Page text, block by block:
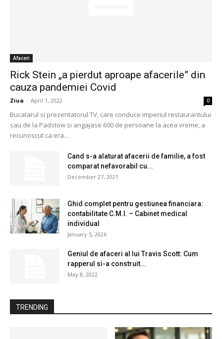
Afaceri
Rick Stein „a pierdut aproape afacerile” din
cauza pandemiei Covid
Ziua - April 1, 2022 0
Bucatarul si prezentatorul TV, care conduce imperiul restaurantului
sau de la Padstow si angajase 600 de persoane la acea vreme, a
recunoscut ca era...
Cand s-a alaturat afacerii de familie, a fost
comparat nefavorabil cu...
December 27, 2021
Ghid complet pentru gestiunea financiara:
contabilitate C.M.I. – Cabinet medical
individual
January 5, 2026
Geniul de afaceri al lui Travis Scott: Cum
rapperul si-a construit...
May 8, 2022
TRENDING